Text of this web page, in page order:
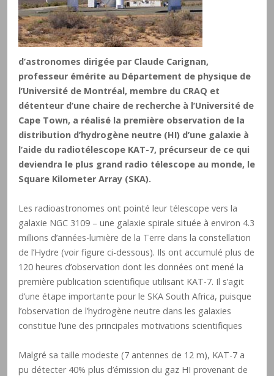
d’astronomes dirigée par Claude Carignan,
professeur émérite au Département de physique de
l’Université de Montréal, membre du CRAQ et
détenteur d’une chaire de recherche à l’Université de
Cape Town, a réalisé la première observation de la
distribution d’hydrogène neutre (HI) d’une galaxie à
l’aide du radiotélescope KAT-7, précurseur de ce qui
deviendra le plus grand radio télescope au monde, le
Square Kilometer Array (SKA).
Les radioastronomes ont pointé leur télescope vers la
galaxie NGC 3109 – une galaxie spirale située à environ 4.3
millions d’années-lumière de la Terre dans la constellation
de l’Hydre (voir figure ci-dessous). Ils ont accumulé plus de
120 heures d’observation dont les données ont mené la
première publication scientifique utilisant KAT-7. Il s’agit
d’une étape importante pour le SKA South Africa, puisque
l’observation de l’hydrogène neutre dans les galaxies
constitue l’une des principales motivations scientifiques
Malgré sa taille modeste (7 antennes de 12 m), KAT-7 a
pu détecter 40% plus d’émission du gaz HI provenant de